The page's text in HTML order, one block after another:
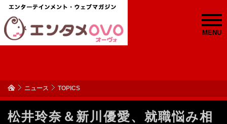
MENU
ニュース TOPICS
松井玲奈＆新川優愛、就職悩み相